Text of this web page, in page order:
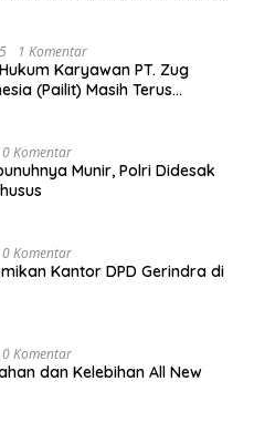
1 Komentar
Karyawan PT. Zug
(Pailit) Masih Terus
0 Komentar
Munir, Polri Didesak
0 Komentar
Kantor DPD Gerindra di
0 Komentar
dan Kelebihan All New